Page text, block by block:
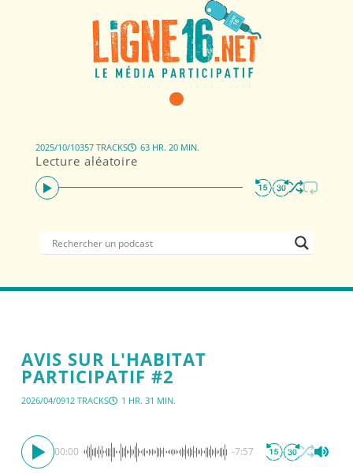
Lecture aléatoire
2025/10/10357 TRACKS 63 HR. 20 MIN.
AVIS SUR L'HABITAT
PARTICIPATIF #2
2026/04/0912 TRACKS 1 HR. 31 MIN.
00:00 -7:57